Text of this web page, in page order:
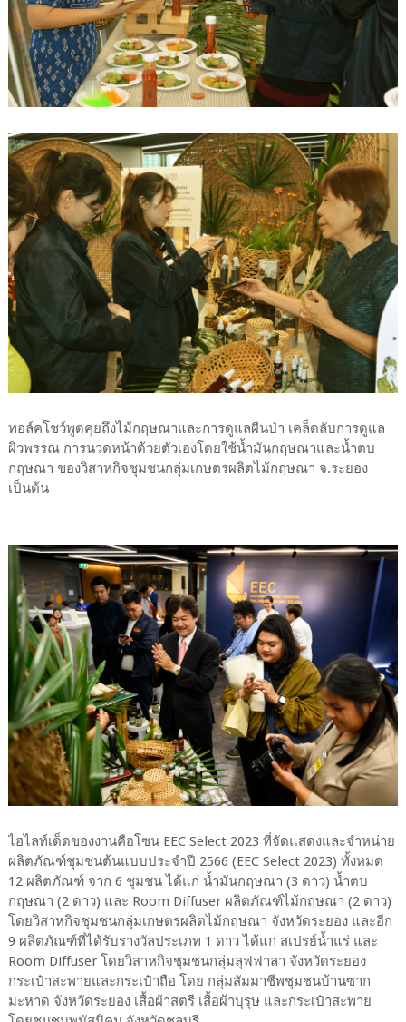
ทอล์คโชว์พูดคุยถึงไม้กฤษณาและการดูแลผืนป่า เคล็ดลับการดูแล
ผิวพรรณ การนวดหน้าด้วยตัวเองโดยใช้น้ำมันกฤษณาและน้ำตบ
กฤษณา ของวิสาหกิจชุมชนกลุ่มเกษตรผลิตไม้กฤษณา จ.ระยอง
เป็นต้น
ไฮไลท์เด็ดของงานคือโซน EEC Select 2023 ที่จัดแสดงและจำหน่าย
ผลิตภัณฑ์ชุมชนต้นแบบประจำปี 2566 (EEC Select 2023) ทั้งหมด
12 ผลิตภัณฑ์ จาก 6 ชุมชน ได้แก่ น้ำมันกฤษณา (3 ดาว) น้ำตบ
กฤษณา (2 ดาว) และ Room Diffuser ผลิตภัณฑ์ไม้กฤษณา (2 ดาว)
โดยวิสาหกิจชุมชนกลุ่มเกษตรผลิตไม้กฤษณา จังหวัดระยอง และอีก
9 ผลิตภัณฑ์ที่ได้รับรางวัลประเภท 1 ดาว ได้แก่ สเปรย์น้ำแร่ และ
Room Diffuser โดยวิสาหกิจชุมชนกลุ่มลุฟฟาลา จังหวัดระยอง
กระเป๋าสะพายและกระเป๋าถือ โดย กลุ่มสัมมาชีพชุมชนบ้านซาก
มะหาด จังหวัดระยอง เสื้อผ้าสตรี เสื้อผ้าบุรุษ และกระเป๋าสะพาย